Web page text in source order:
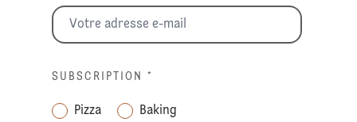
SUBSCRIPTION *
Pizza Baking